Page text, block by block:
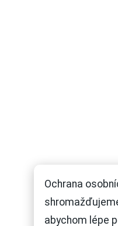
Ochrana
abychom lépe